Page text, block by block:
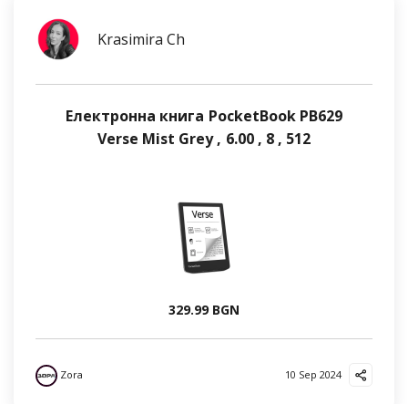
Krasimira Ch
Електронна книга PocketBook PB629
Verse Mist Grey , 6.00 , 8 , 512
329.99 BGN
Zora 10 Sep 2024